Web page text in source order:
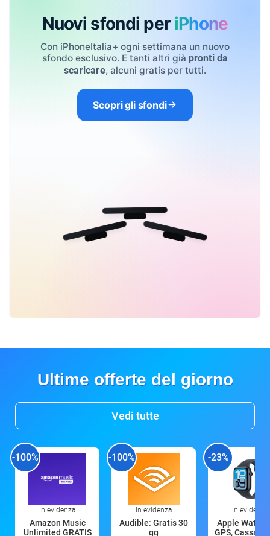
Nuovi sfondi per iPhone
Con iPhoneItalia+ ogni settimana un nuovo
sfondo esclusivo. E tanti altri già pronti da
scaricare, alcuni gratis per tutti.
Scopri gli sfondi
Ultime offerte del giorno
Vedi tutte
-100%
In evidenza
Amazon Music
Unlimited GRATIS
-100%
In evidenza
Audible: Gratis 30
gg
-23%
In evidenza
Apple Watch
GPS, Cassa